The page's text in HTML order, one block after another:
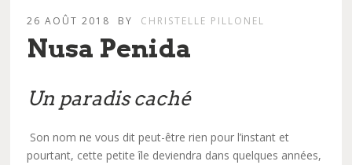
26 AOÛT 2018 BY CHRISTELLE PILLONEL
Nusa Penida
Un paradis caché
Son nom ne vous dit peut-être rien pour l’instant et
pourtant, cette petite île deviendra dans quelques années,